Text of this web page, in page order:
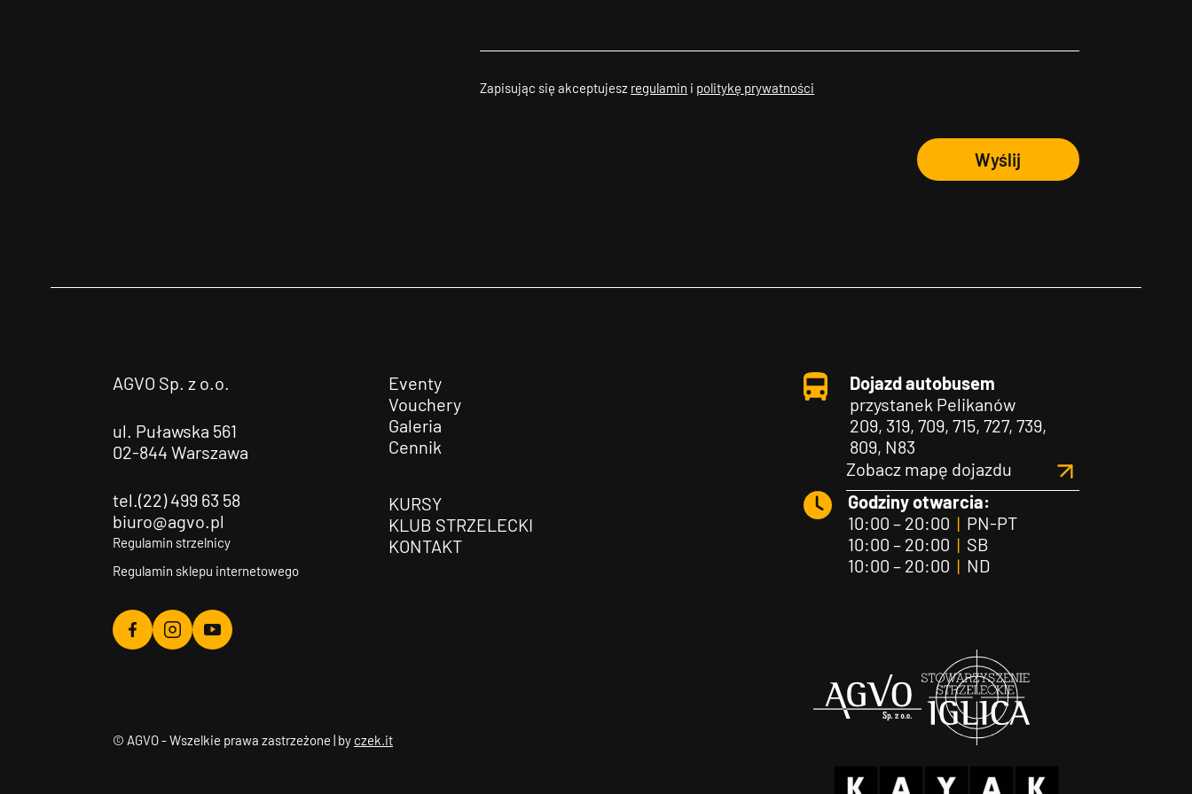
Zapisując się akceptujesz regulamin i politykę prywatności
Wyślij
AGVO Sp. z o.o.
ul. Puławska 561
02-844 Warszawa
tel.(22) 499 63 58
biuro@agvo.pl
Regulamin strzelnicy
Regulamin sklepu internetowego
Agvo
Agvo
Agvo
Eventy
Vouchery
Galeria
Cennik
KURSY
KLUB STRZELECKI
KONTAKT
Dojazd autobusem
przystanek Pelikanów
209, 319, 709, 715, 727, 739,
809, N83
Zobacz mapę dojazdu
Godziny otwarcia:
10:00 – 20:00 |PN-PT
10:00 – 20:00 |SB
10:00 – 20:00 |ND
© AGVO - Wszelkie prawa zastrzeżone | by czek.it
Agvo Iglica